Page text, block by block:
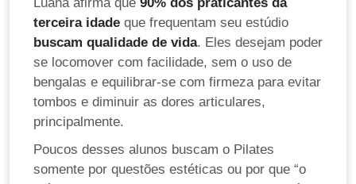
terceira idade que frequentam seu estúdio
buscam qualidade de vida. Eles desejam poder
se locomover com facilidade, sem o uso de
bengalas e equilibrar-se com firmeza para evitar
tombos e diminuir as dores articulares,
principalmente.
Poucos desses alunos buscam o Pilates
somente por questões estéticas ou por que “o